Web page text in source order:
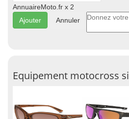
AnnuaireMoto.fr x 2
Annuler
Equipement motocross